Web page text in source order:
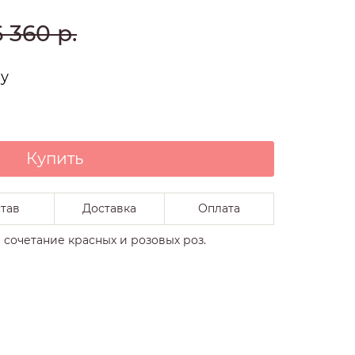
360р.
Купить
Доставка Оплата
красных и розовых роз.